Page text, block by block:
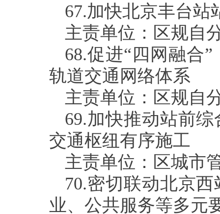
67.加快北京丰台站
主责单位：区规自
68.促进“四网融合
轨道交通网络体系
主责单位：区规自
69.加快推动站前
交通枢纽有序施工
主责单位：区城市
70.密切联动北京
业、公共服务等多元